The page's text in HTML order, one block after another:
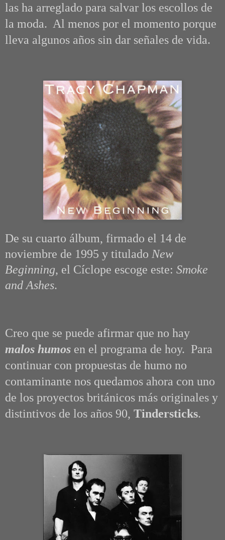
las ha arreglado para salvar los escollos de
la moda. Al menos por el momento porque
lleva algunos años sin dar señales de vida.
De su cuarto álbum, firmado el 14 de
noviembre de 1995 y titulado New
Beginning, el Cíclope escoge este: Smoke
and Ashes.
Creo que se puede afirmar que no hay
malos humos en el programa de hoy. Para
continuar con propuestas de humo no
contaminante nos quedamos ahora con uno
de los proyectos británicos más originales y
distintivos de los años 90, Tindersticks.